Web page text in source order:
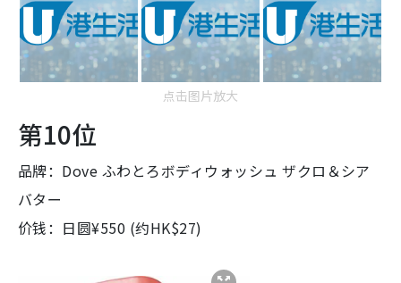
点击图片放大
第10位
品牌：Dove ふわとろボディウォッシュ ザクロ＆シア
バター
价钱：日圆¥550 (约HK$27)